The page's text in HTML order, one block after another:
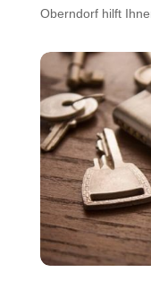
Oberndorf hilft